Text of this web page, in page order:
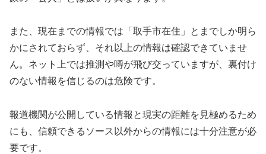
また、現在までの情報では「取手市在住」とまでしか明ら
かにされておらず、それ以上の情報は確認できていませ
ん。ネット上では推測や噂が飛び交っていますが、裏付け
のない情報を信じるのは危険です。
報道機関が公開している情報と現実の距離を見極めるため
にも、信頼できるソース以外からの情報には十分注意が必
要です。